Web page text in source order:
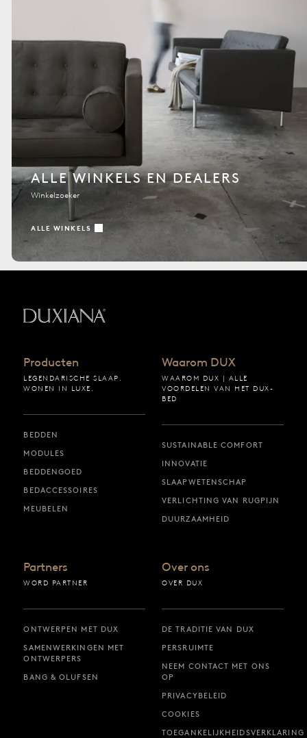
ALLE WINKELS EN DEALERS
Winkelzoeker
ALLE WINKELS
Producten
LEGENDARISCHE SLAAP.
WONEN IN LUXE.
BEDDEN
MODULES
BEDDENGOED
BEDACCESSOIRES
MEUBELEN
Waarom DUX
WAAROM DUX | ALLE
VOORDELEN VAN HET DUX-
BED
SUSTAINABLE COMFORT
INNOVATIE
SLAAPWETENSCHAP
VERLICHTING VAN RUGPIJN
DUURZAAMHEID
Partners
WORD PARTNER
ONTWERPEN MET DUX
SAMENWERKINGEN MET
ONTWERPERS
BANG & OLUFSEN
Over ons
OVER DUX
DE TRADITIE VAN DUX
PERSRUIMTE
NEEM CONTACT MET ONS
OP
PRIVACYBELEID
COOKIES
TOEGANKELIJKHEIDSVERKLARING